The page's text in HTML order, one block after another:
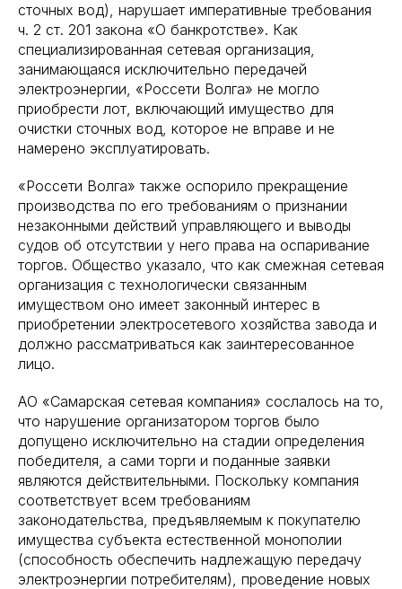
сточных вод), нарушает императивные требования
ч. 2 ст. 201 закона «О банкротстве». Как
специализированная сетевая организация,
занимающаяся исключительно передачей
электроэнергии, «Россети Волга» не могло
приобрести лот, включающий имущество для
очистки сточных вод, которое не вправе и не
намерено эксплуатировать.
«Россети Волга» также оспорило прекращение
производства по его требованиям о признании
незаконными действий управляющего и выводы
судов об отсутствии у него права на оспаривание
торгов. Общество указало, что как смежная сетевая
организация с технологически связанным
имуществом оно имеет законный интерес в
приобретении электросетевого хозяйства завода и
должно рассматриваться как заинтересованное
лицо.
АО «Самарская сетевая компания» сослалось на то,
что нарушение организатором торгов было
допущено исключительно на стадии определения
победителя, а сами торги и поданные заявки
являются действительными. Поскольку компания
соответствует всем требованиям
законодательства, предъявляемым к покупателю
имущества субъекта естественной монополии
(способность обеспечить надлежащую передачу
электроэнергии потребителям), проведение новых